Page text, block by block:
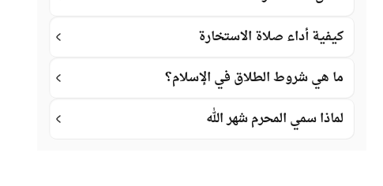
كيفية أداء صلاة الاستخارة
ما هي شروط الطلاق في الإسلام؟
لماذا سمي المحرم شهر الله